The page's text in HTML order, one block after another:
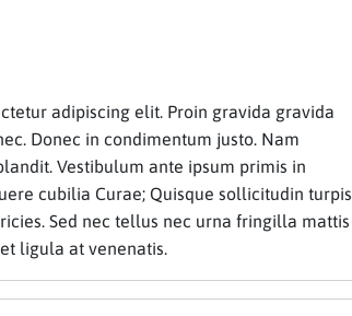
adipiscing elit. Proin gravida gravida
Donec in condimentum justo. Nam
Vestibulum ante ipsum primis in
cubilia Curae; Quisque sollicitudin turpis
Sed nec tellus nec urna fringilla mattis
ligula at venenatis.